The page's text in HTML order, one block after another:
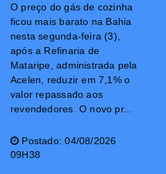
O preço do gás de cozinha
ficou mais barato na Bahia
nesta segunda-feira (3),
após a Refinaria de
Mataripe, administrada pela
Acelen, reduzir em 7,1% o
valor repassado aos
revendedores. O novo pr...
Postado: 04/08/2026
09H38